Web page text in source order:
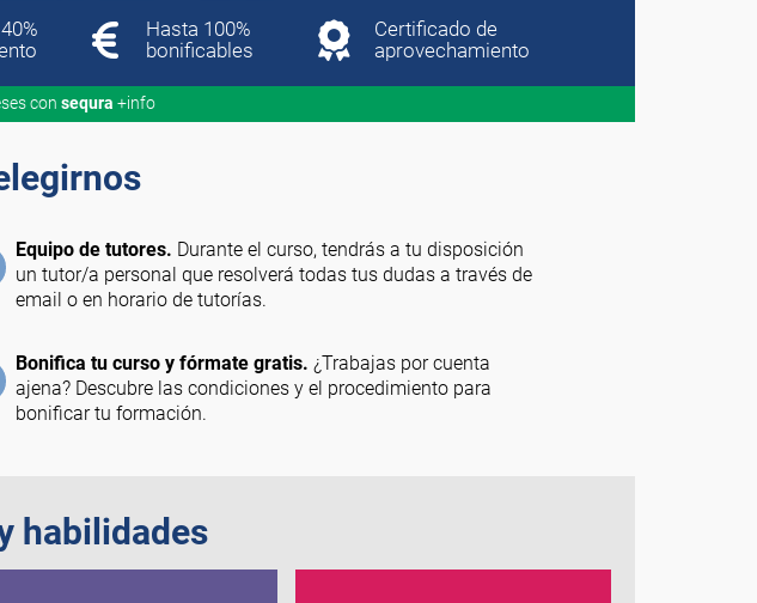
Hasta 100%
bonificables
Certificado de
aprovechamiento
con sequra +info
Equipo de tutores. Durante el curso, tendrás a tu disposición
un tutor/a personal que resolverá todas tus dudas a través de
email o en horario de tutorías.
Bonifica tu curso y fórmate gratis. ¿Trabajas por cuenta
ajena? Descubre las condiciones y el procedimiento para
bonificar tu formación.
habilidades